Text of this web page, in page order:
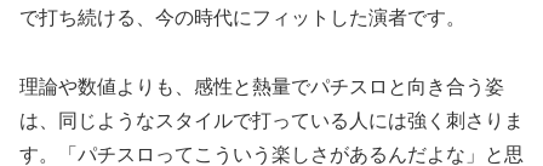
で打ち続ける、今の時代にフィットした演者です。
理論や数値よりも、感性と熱量でパチスロと向き合う姿
は、同じようなスタイルで打っている人には強く刺さりま
す。「パチスロってこういう楽しさがあるんだよな」と思